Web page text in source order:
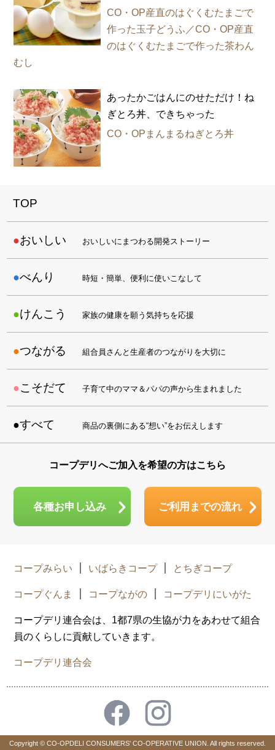
CO・OP産直のはぐくむたまごで
作った玉子どうふ／CO・OP産直
のはぐくむたまごで作った茶わん
むし
あったかごはんにのせただけ！ね
ぎとろ丼、できちゃった
CO・OPまんまるねぎとろ丼
TOP
おいしい おいしいにまつわる開発ストーリー
べんり 時短・簡単、便利に使いこなして
けんこう 家族の健康を願う気持ちを応援
つながる 組合員さんと生産者のつながりを大切に
こそだて 子育て中のママ＆パパの声から生まれました
すべて 商品の裏側にある“想い”をお伝えします
コープデリへご加入を希望の方はこちら
各種お申し込み ご利用までの流れ
コープみらい いばらきコープ とちぎコープ
コープぐんま コープながの コープデリにいがた
コープデリ連合会は、1都7県の生協が力をあわせて組合
員のくらしに貢献していきます。
コープデリ連合会
Copyright © CO-OPDELI CONSUMERS' CO-OPERATIVE UNION. All rights reserved.